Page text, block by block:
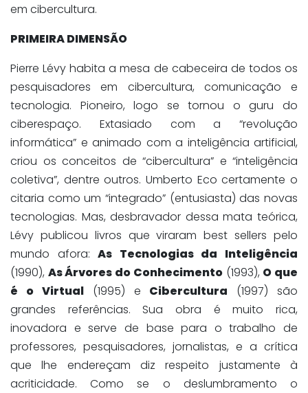
em cibercultura.
PRIMEIRA DIMENSÃO
Pierre Lévy habita a mesa de cabeceira de todos os
pesquisadores em cibercultura, comunicação e
tecnologia. Pioneiro, logo se tornou o guru do
ciberespaço. Extasiado com a “revolução
informática” e animado com a inteligência artificial,
criou os conceitos de “cibercultura” e “inteligência
coletiva”, dentre outros. Umberto Eco certamente o
citaria como um “integrado” (entusiasta) das novas
tecnologias. Mas, desbravador dessa mata teórica,
Lévy publicou livros que viraram best sellers pelo
mundo afora:As Tecnologias da Inteligência
(1990), As Árvores do Conhecimento(1993), O que
é o Virtual (1995) e Cibercultura (1997) são
grandes referências. Sua obra é muito rica,
inovadora e serve de base para o trabalho de
professores, pesquisadores, jornalistas, e a crítica
que lhe endereçam diz respeito justamente à
acriticidade. Como se o deslumbramento o